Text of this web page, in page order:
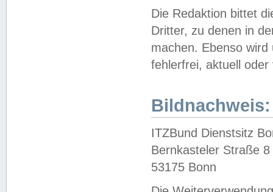
Die Redaktion bittet
Dritter, zu denen in
machen. Ebenso
fehlerfrei, aktuell oder
Bildnachweis:
ITZBund Dienstsitz
Bernkasteler Straße 8
53175 Bonn